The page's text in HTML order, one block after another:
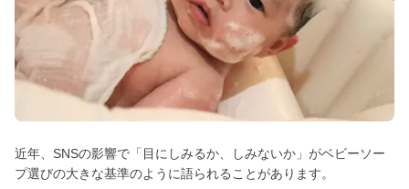
近年、SNSの影響で「目にしみるか、しみないか」がベビーソー
プ選びの大きな基準のように語られることがあります。